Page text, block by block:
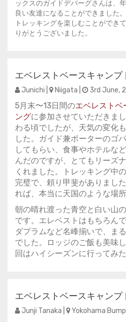
ックスのガイドデパーグさんは、
良い友達になることができました
トレッキングを楽しむことができ
りがとうございました。
エベレストベースキャンプ
Junichi | Niigata | 3rd June,
5月末〜13日間のエベレストベ
ングに参加させていただきま
わる頃でしたが、天気の変化
した。ガイド兼ポーターのゴ
してもらい、食事やホテルな
んだのですが、とてもリーズ
くれました。トレッキング中
完璧で、頼り甲斐がありまし
れば、本当に天国のような場所
朝の晴れ渡った青空と白い山
です。エレベストはもちろん
ダプラムなど名峰揃いで、ま
でした。ロッジのご飯も美味
回はハイシーズンに行ってみた
エベレストベースキャンプ
Junji Tanaka | Yokohama